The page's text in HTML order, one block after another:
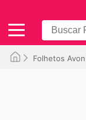
Folhetos Avon